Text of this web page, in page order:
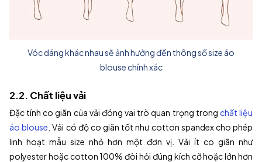
Vóc dáng khác nhau sẽ ảnh hưởng đến thông số size áo
blouse chính xác
2.2. Chất liệu vải
Đặc tính co giãn của vải đóng vai trò quan trọng trong chất liệu
áo blouse . Vải có độ co giãn tốt như cotton spandex cho phép
linh hoạt mẫu size nhỏ hơn một đơn vị. Vải ít co giãn như
polyester hoặc cotton 100% đòi hỏi đúng kích cỡ hoặc lớn hơn